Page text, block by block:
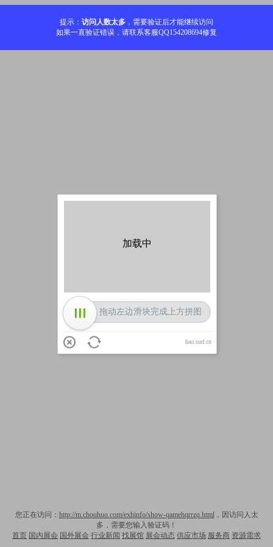
提示： 访问人数太多 ，需要验证后才能继续访问
如果一直验证错误，请联系客服QQ154208694修复
您正在访问： http://m.chouhuo.com/exhinfo/show-qamehqrrzq.html，因访问人太
多，需要您输入验证码！
首页 国内展会 国外展会 行业新闻 找展馆 展会动态 供应市场 服务商 资源需求
加载中
拖动左边滑块完成上方拼图
hao.sud.cn